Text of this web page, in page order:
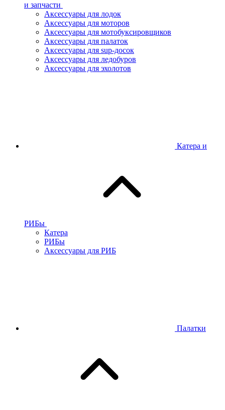
и запчасти
Аксессуары для лодок
Аксессуары для моторов
Аксессуары для мотобуксировщиков
Аксессуары для палаток
Аксессуары для sup-досок
Аксессуары для ледобуров
Аксессуары для эхолотов
Катера и
РИБы
Катера
РИБы
Аксессуары для РИБ
Палатки